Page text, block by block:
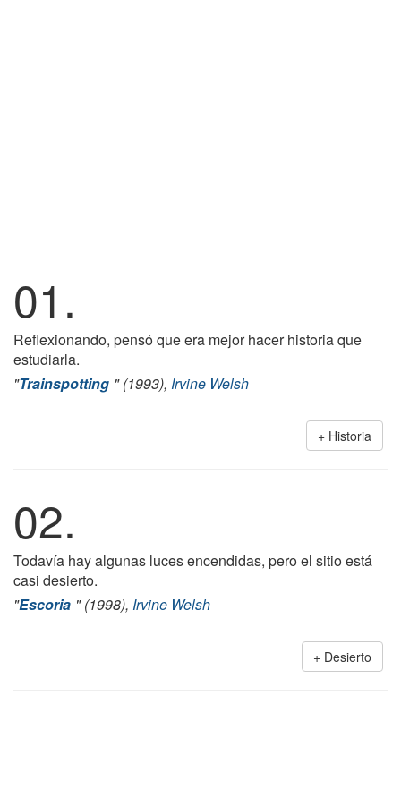
01.
Reflexionando, pensó que era mejor hacer historia que
estudiarla.
"Trainspotting " (1993), Irvine Welsh
Historia
02.
Todavía hay algunas luces encendidas, pero el sitio está
casi desierto.
"Escoria " (1998), Irvine Welsh
Desierto